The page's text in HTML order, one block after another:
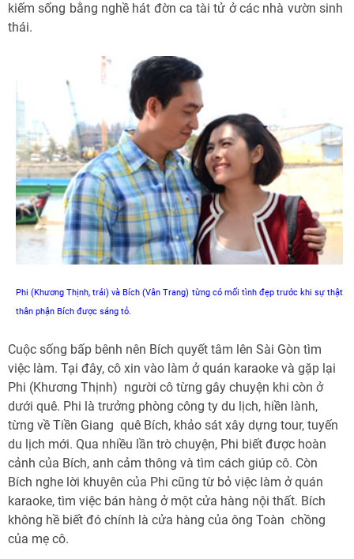
kiếm sống bằng nghề hát đờn ca tài tử ở các nhà vườn sinh
thái.
Phi (Khương Thịnh, trái) và Bích (Vân Trang) từng có mối tình đẹp trước khi sự thật
thân phận Bích được sáng tỏ.
Cuộc sống bấp bênh nên Bích quyết tâm lên Sài Gòn tìm
việc làm. Tại đây, cô xin vào làm ở quán karaoke và gặp lại
Phi (Khương Thịnh)  người cô từng gây chuyện khi còn ở
dưới quê. Phi là trưởng phòng công ty du lịch, hiền lành,
từng về Tiền Giang  quê Bích, khảo sát xây dựng tour, tuyến
du lịch mới. Qua nhiều lần trò chuyện, Phi biết được hoàn
cảnh của Bích, anh cảm thông và tìm cách giúp cô. Còn
Bích nghe lời khuyên của Phi cũng từ bỏ việc làm ở quán
karaoke, tìm việc bán hàng ở một cửa hàng nội thất. Bích
không hề biết đó chính là cửa hàng của ông Toàn  chồng
của mẹ cô.